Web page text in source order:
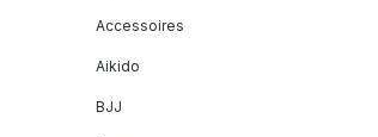
Accessoires
Aikido
BJJ